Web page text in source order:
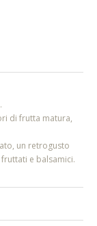
di frutta matura,
un retrogusto
e balsamici.